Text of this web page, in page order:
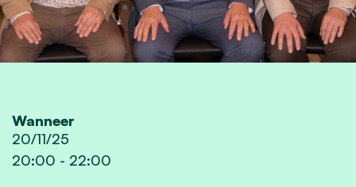
Wanneer
20/11/25
20:00 - 22:00